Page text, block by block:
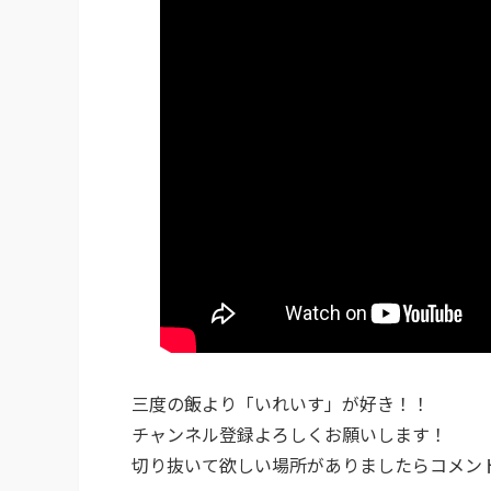
三度の飯より「いれいす」が好き！！
チャンネル登録よろしくお願いします！
切り抜いて欲しい場所がありましたらコメン